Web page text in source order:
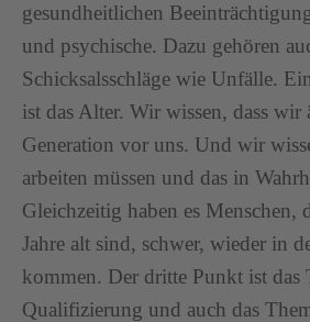
gesundheitlichen
und psychische. Dazu gehören
Schicksalsschläge wie Unfälle.
ist das Alter. Wir wissen, dass wir
Generation vor uns. Und wir
arbeiten müssen und das in
Gleichzeitig haben es Menschen,
Jahre alt sind, schwer, wieder in
kommen. Der dritte Punkt ist das
Qualifizierung und auch das